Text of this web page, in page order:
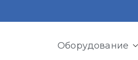
газовых рамп, моноблоков
Оборудование